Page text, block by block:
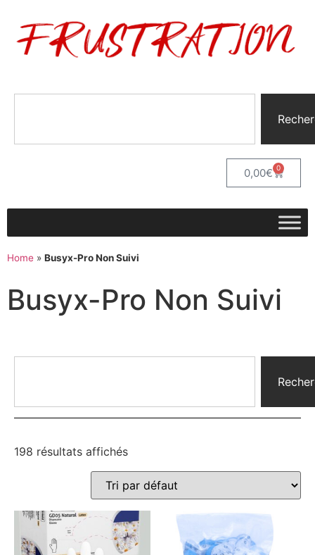
0,00€ 0
Home » Busyx-Pro Non Suivi
Busyx-Pro Non Suivi
198 résultats affichés